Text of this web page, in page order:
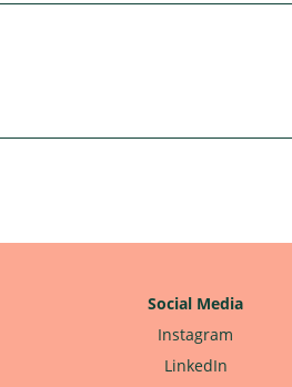
Social Media
Instagram
LinkedIn